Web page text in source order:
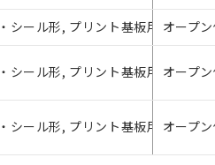
ール形, プリント基板用標準端
オープ
ール形, プリント基板用標準端
オープ
ール形, プリント基板用標準端
オープ